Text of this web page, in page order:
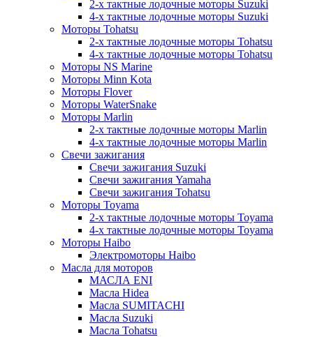
2-х тактные лодочные моторы Suzuki
4-х тактные лодочные моторы Suzuki
Моторы Tohatsu
2-х тактные лодочные моторы Tohatsu
4-х тактные лодочные моторы Tohatsu
Моторы NS Marine
Моторы Minn Kota
Моторы Flover
Моторы WaterSnake
Моторы Marlin
2-х тактные лодочные моторы Marlin
4-х тактные лодочные моторы Marlin
Свечи зажигания
Свечи зажигания Suzuki
Свечи зажигания Yamaha
Свечи зажигания Tohatsu
Моторы Toyama
2-х тактные лодочные моторы Toyama
4-х тактные лодочные моторы Toyama
Моторы Haibo
Электромоторы Haibo
Масла для моторов
МАСЛА ENI
Масла Hidea
Масла SUMITACHI
Масла Suzuki
Масла Tohatsu